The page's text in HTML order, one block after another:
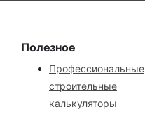
Полезное
Профессиональные
строительные
калькуляторы